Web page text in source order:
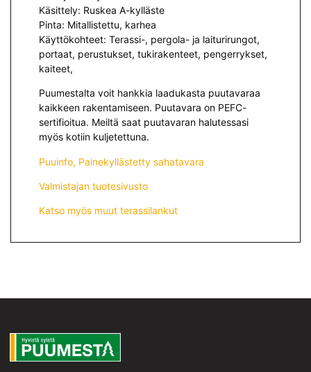
Käsittely: Ruskea A-kylläste
Pinta: Mitallistettu, karhea
Käyttökohteet: Terassi-, pergola- ja laiturirungot,
portaat, perustukset, tukirakenteet, pengerrykset,
kaiteet,
Puumestalta voit hankkia laadukasta puutavaraa
kaikkeen rakentamiseen. Puutavara on PEFC-
sertifioitua. Meiltä saat puutavaran halutessasi
myös kotiin kuljetettuna.
Puuinfo, Painekyllästetty sahatavara
Valmistajan tuotesivusto
Katso myös muut terassilankut